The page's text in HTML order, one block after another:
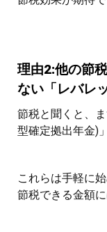
理由2:他の節
ない「レバレ
節税と聞くと、
型確定拠出年金)
これらは手軽に
節税できる金額